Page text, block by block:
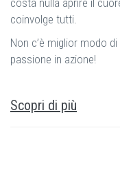
costa nulla aprire il
coinvolge tutti.
Non c’è miglior modo
passione in azione!
Scopri di più